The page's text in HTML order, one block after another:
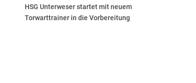
HSG Unterweser startet mit neuem
Torwarttrainer in die Vorbereitung